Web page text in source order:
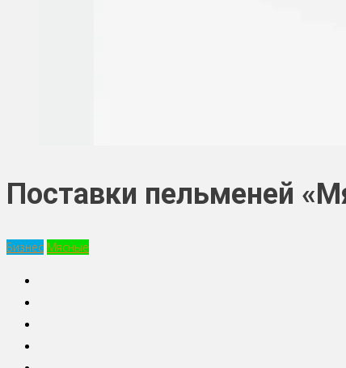
Поставки пельменей
Бизнес Мясные